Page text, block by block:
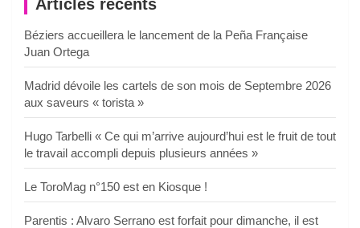
Articles récents
Béziers accueillera le lancement de la Peña Française
Juan Ortega
Madrid dévoile les cartels de son mois de Septembre 2026
aux saveurs « torista »
Hugo Tarbelli « Ce qui m’arrive aujourd’hui est le fruit de tout
le travail accompli depuis plusieurs années »
Le ToroMag n°150 est en Kiosque !
Parentis : Alvaro Serrano est forfait pour dimanche, il est